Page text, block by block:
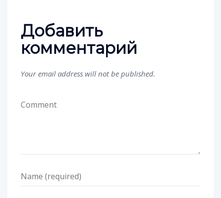
Добавить
комментарий
Your email address will not be published.